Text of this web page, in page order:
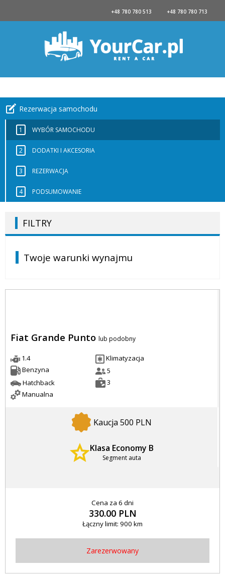
+48 780 780 513 +48 780 780 713
Rezerwacja samochodu
1 WYBÓR SAMOCHODU
2 DODATKI I AKCESORIA
3 REZERWACJA
4 PODSUMOWANIE
FILTRY
Twoje warunki wynajmu
Fiat Grande Punto lub podobny
1.4
Benzyna
Hatchback
Manualna
Klimatyzacja
5
3
Kaucja 500 PLN
Klasa Economy B
Segment auta
Cena za 6 dni
330.00 PLN
Łączny limit: 900 km
Zarezerwowany